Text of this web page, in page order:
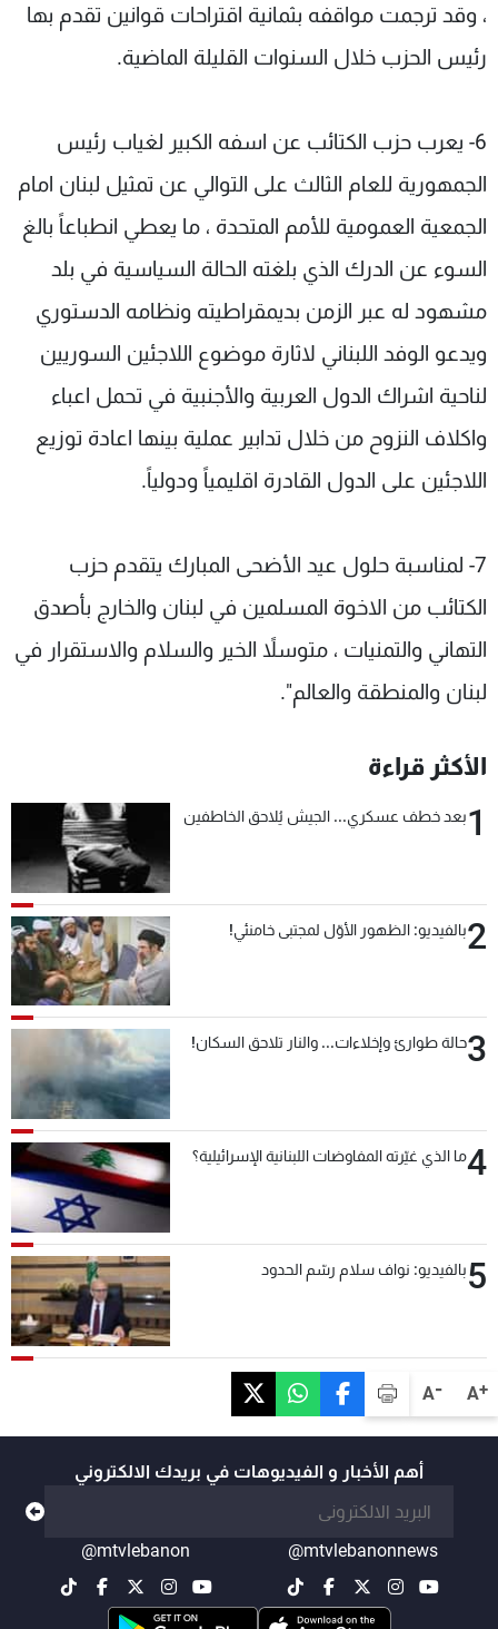
A+
A-
، وقد ترجمت مواقفه بثمانية اقتراحات قوانين تقدم بها
رئيس الحزب خلال السنوات القليلة الماضية.
6- يعرب حزب الكتائب عن اسفه الكبير لغياب رئيس
الجمهورية للعام الثالث على التوالي عن تمثيل لبنان امام
الجمعية العمومية للأمم المتحدة ، ما يعطي انطباعاً بالغ
السوء عن الدرك الذي بلغته الحالة السياسية في بلد
مشهود له عبر الزمن بديمقراطيته ونظامه الدستوري
ويدعو الوفد اللبناني لاثارة موضوع اللاجئين السوريين
لناحية اشراك الدول العربية والأجنبية في تحمل اعباء
واكلاف النزوح من خلال تدابير عملية بينها اعادة توزيع
اللاجئين على الدول القادرة اقليمياً ودولياً.
7- لمناسبة حلول عيد الأضحى المبارك يتقدم حزب
الكتائب من الاخوة المسلمين في لبنان والخارج بأصدق
التهاني والتمنيات ، متوسلاً الخير والسلام والاستقرار في
لبنان والمنطقة والعالم".
الأكثر قراءة
1بعد خطف عسكري... الجيش يُلاحق الخاطفين
2بالفيديو: الظهور الأوّل لمجتبى خامنئي!
3حالة طوارئ وإخلاءات... والنار تلاحق السكان!
4ما الذي غيّرته المفاوضات اللبنانية الإسرائيلية؟
5بالفيديو: نواف سلام رسّم الحدود
أهم الأخبار و الفيديوهات في بريدك الالكتروني
@mtvlebanonnews
@mtvlebanon